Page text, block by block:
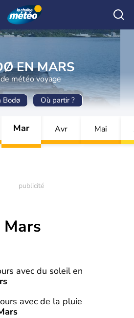
EN MARS
météo voyage
Bodø Où partir ?
Mar Avr Mai
Mars
avec du soleil en
avec de la pluie